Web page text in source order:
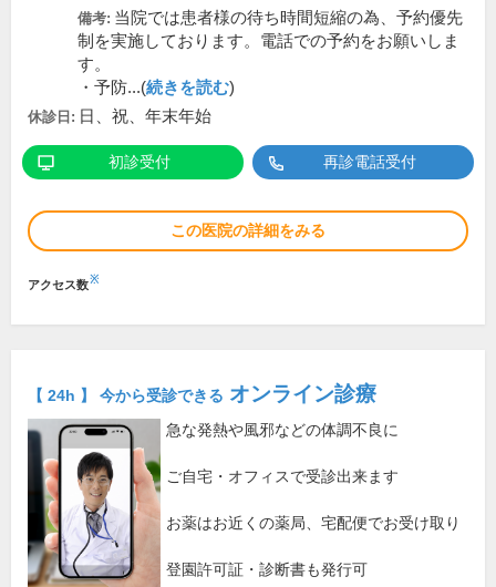
備考: 当院では患者様の待ち時間短縮の為、予約優先
制を実施しております。電話での予約をお願いしま
す。
・予防...(続きを読む)
休診日: 日、祝、年末年始
初診受付 再診電話受付
この医院の詳細をみる
アクセス数※
【 24h 】 今から受診できる オンライン診療
急な発熱や風邪などの体調不良に
ご自宅・オフィスで受診出来ます
お薬はお近くの薬局、宅配便でお受け取り
登園許可証・診断書も発行可